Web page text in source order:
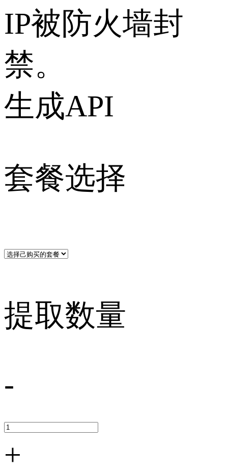
IP被防火墙封
禁。
生成API
套餐选择
提取数量
-
+